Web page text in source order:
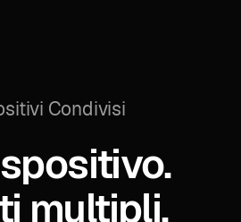
Condivisi
multipli.